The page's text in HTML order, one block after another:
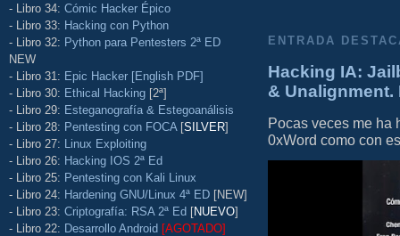
- Libro 34: Cómic Hacker Épico
- Libro 33: Hacking con Python
- Libro 32: Python para Pentesters 2ª ED
NEW
- Libro 31: Epic Hacker [English PDF]
- Libro 30: Ethical Hacking [2ª]
- Libro 29: Esteganografía & Estegoanálisis
- Libro 28: Pentesting con FOCA [SILVER]
- Libro 27: Linux Exploiting
- Libro 26: Hacking IOS 2ª Ed
- Libro 25: Pentesting con Kali Linux
- Libro 24: Hardening GNU/Linux 4ª ED [NEW]
- Libro 23: Criptografía: RSA 2ª Ed [NUEVO]
- Libro 22: Desarrollo Android [AGOTADO]
ENTRADA
Hacking IA:
&
Pocas veces me ha
0xWord como con